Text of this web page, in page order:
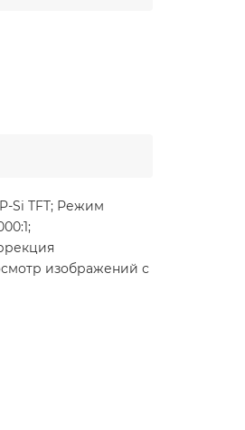
Si TFT; Режим
изображений с